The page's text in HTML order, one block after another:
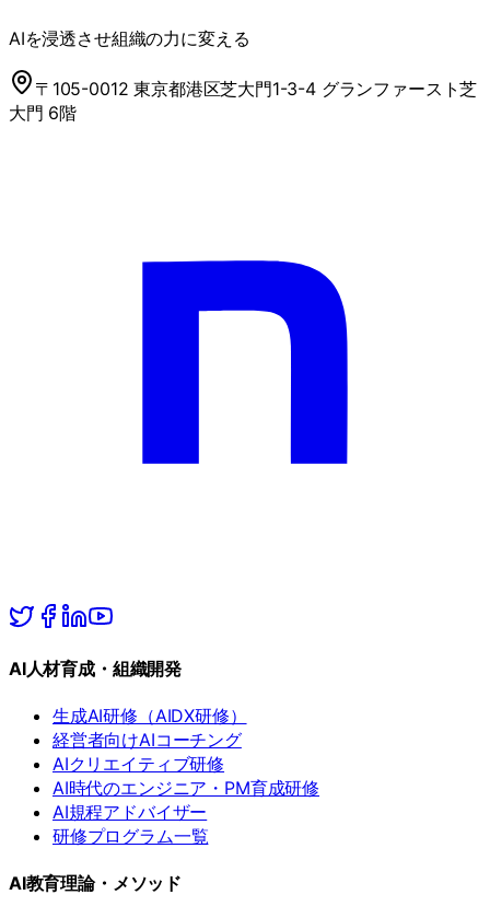
AIを浸透させ組織の力に変える
〒105-0012 東京都港区芝大門1-3-4 グランファースト芝
大門 6階
AI人材育成・組織開発
生成AI研修（AIDX研修）
経営者向けAIコーチング
AIクリエイティブ研修
AI時代のエンジニア・PM育成研修
AI規程アドバイザー
研修プログラム一覧
AI教育理論・メソッド